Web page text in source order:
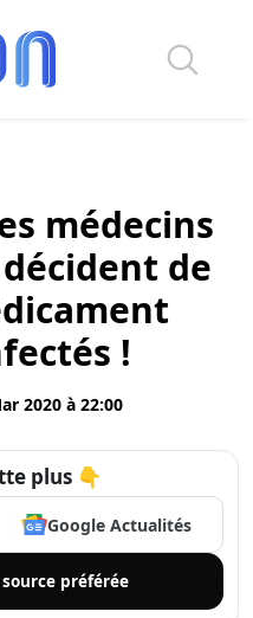
médecins
de
!
2020 à 22:00
plus 👇
Google Actualités
source préférée